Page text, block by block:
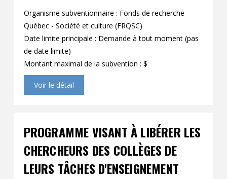
Organisme subventionnaire : Fonds de recherche
Québec - Société et culture (FRQSC)
Date limite principale : Demande à tout moment (pas
de date limite)
Montant maximal de la subvention : $
Voir le détail
PROGRAMME VISANT À LIBÉRER LES
CHERCHEURS DES COLLÈGES DE
LEURS TÂCHES D'ENSEIGNEMENT